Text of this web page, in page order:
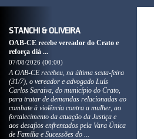
STANCHI & OLIVEIRA
OAB-CE recebe vereador do Crato e
reforça diá ...
07/08/2026 (00:00)
A OAB-CE recebeu, na última sexta-feira
(31/7), o vereador e advogado Luís
Carlos Saraiva, do município do Crato,
para tratar de demandas relacionadas ao
combate à violência contra a mulher, ao
fortalecimento da atuação da Justiça e
aos desafios enfrentados pela Vara Única
de Família e Sucessões do ...